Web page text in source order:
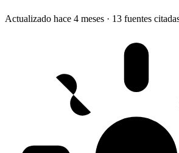
Actualizado hace 4 meses · 13 fuentes